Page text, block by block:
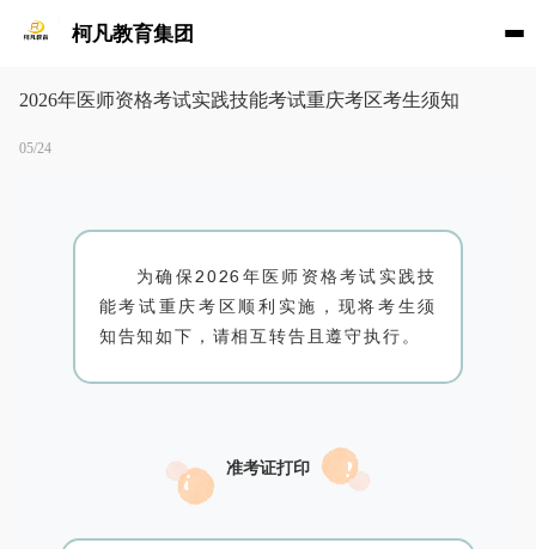
柯凡教育集团
2026年医师资格考试实践技能考试重庆考区考生须知
05/24
为确保2026年医师资格考试实践技
能考试重庆考区顺利实施，现将考生须
知告知如下，请相互转告且遵守执行。
准考证打印